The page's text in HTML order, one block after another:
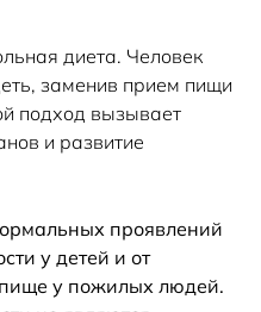
диета. Человек
заменив прием пищи
подход вызывает
и развитие
проявлений
у детей и от
у пожилых людей.